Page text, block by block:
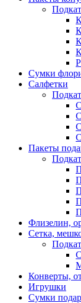
Сумки
Салфетки
Пакеты
Флизелин,
Сетка,
Конверты,
Игрушки
Сумки